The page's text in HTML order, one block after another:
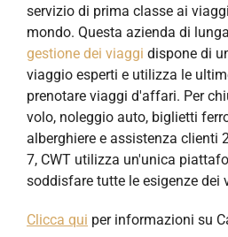
servizio di prima classe ai
mondo. Questa azienda di
gestione dei viaggi dispone di
viaggio esperti e utilizza le
prenotare viaggi d'affari. Per
volo, noleggio auto, biglietti
alberghiere e assistenza clienti
7, CWT utilizza un'unica
soddisfare tutte le esigenze
Clicca qui per informazioni su